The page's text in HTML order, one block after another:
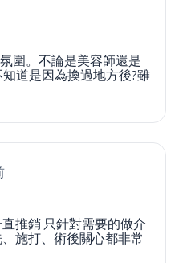
圍。不論是美容師還是
道是因為換過地方後?雖
推銷 只針對需要的做介
施打、術後關心都非常